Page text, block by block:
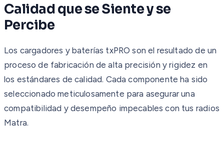
Calidad que se Siente y se
Percibe
Los cargadores y baterías txPRO son el resultado de un
proceso de fabricación de alta precisión y rigidez en
los estándares de calidad. Cada componente ha sido
seleccionado meticulosamente para asegurar una
compatibilidad y desempeño impecables con tus radios
Matra.